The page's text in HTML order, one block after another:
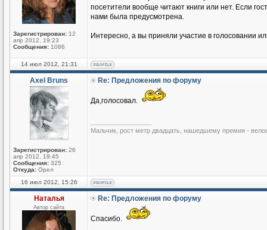
Зарегистрирован: 12
апр 2012, 19:23
Сообщения: 1086
посетители вообще читают книги или нет. Если
нами была предусмотрена.
Интересно, а вы приняли участие в голосовании
14 июл 2012, 21:31
Axel Bruns
Зарегистрирован: 26
апр 2012, 19:45
Сообщения: 325
Откуда: Орел
Re: Предложения по форуму
Да,голосовал.
Мальчик, рост метр двадцать, нашедшему премия -
16 июл 2012, 15:26
Наталья
Автор сайта
Re: Предложения по форуму
Спасибо.